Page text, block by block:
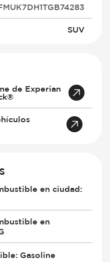
SUV
de Experian
en ciudad:
en
: Gasoline